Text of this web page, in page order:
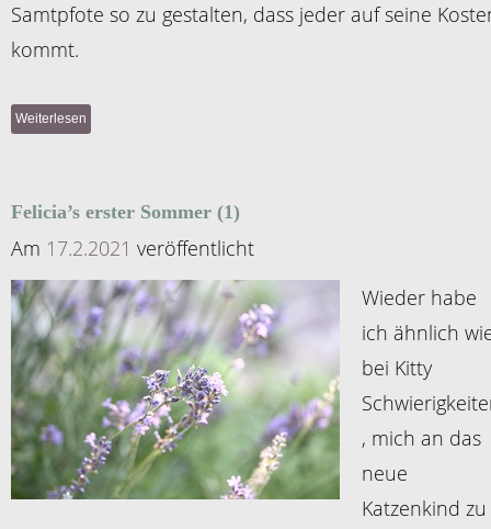
Samtpfote so zu gestalten, dass jeder auf seine
kommt.
Weiterlesen
Felicia’s erster Sommer (1)
Am 17.2.2021 veröffentlicht
Wieder habe
ich ähnlich
bei Kitty
, mich an das
neue
Katzenkind zu